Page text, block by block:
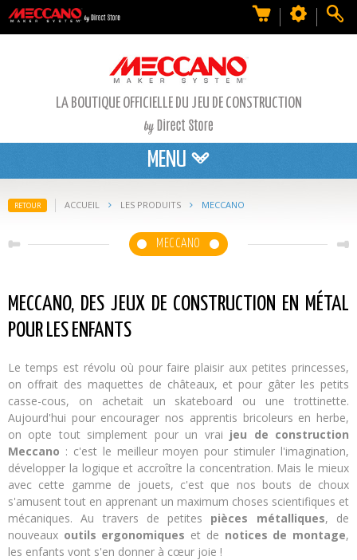
LA BOUTIQUE OFFICIELLE DU JEU DE CONSTRUCTION
MENU
RETOUR ACCUEIL LES PRODUITS MECCANO
MECCANO
MECCANO, DES JEUX DE CONSTRUCTION EN MÉTAL
POUR LES ENFANTS
Le temps est révolu où pour faire plaisir aux petites princesses,
on offrait des maquettes de châteaux, et pour gâter les petits
casse-cous, on achetait un skateboard ou une trottinette.
Aujourd'hui pour encourager nos apprentis bricoleurs en herbe,
on opte tout simplement pour un vrai jeu de construction
Meccano : c'est le meilleur moyen pour stimuler l'imagination,
développer la logique et accroître la concentration. Mais le mieux
avec cette gamme de jouets, c'est que nos bouts de choux
s'amusent tout en apprenant un maximum choses scientifiques et
mécaniques. Au travers de petites pièces métalliques, de
nouveaux outils ergonomiques et de notices de montage,
les enfants vont s'en donner à cœur joie !